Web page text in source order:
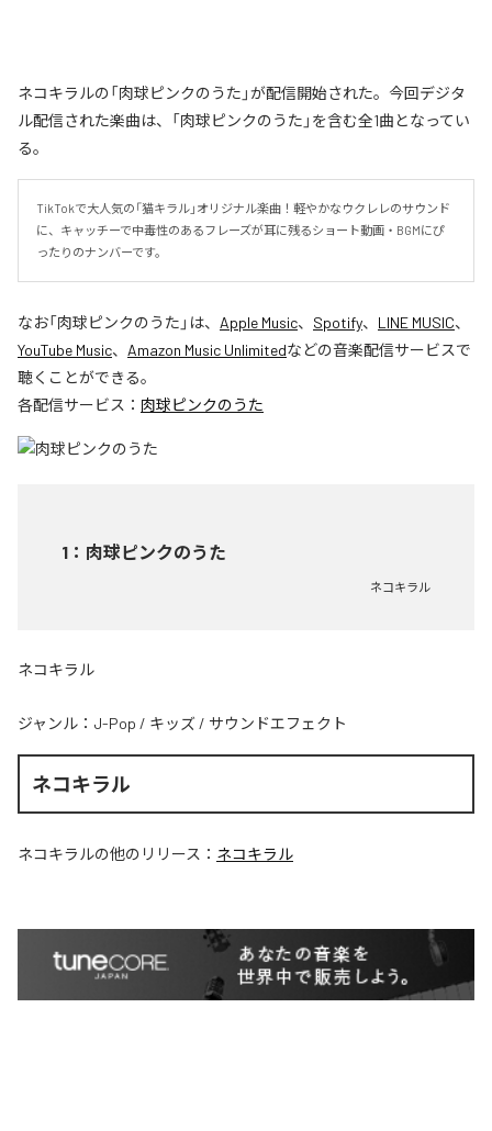
ネコキラルの「肉球ピンクのうた」が配信開始された。今回デジタ
ル配信された楽曲は、「肉球ピンクのうた」を含む全1曲となってい
る。
TikTokで大人気の「猫キラル」オリジナル楽曲！軽やかなウクレレのサウンド
に、キャッチーで中毒性のあるフレーズが耳に残るショート動画・BGMにぴ
ったりのナンバーです。
なお「肉球ピンクのうた 」は、 Apple Music、 Spotify、 LINE MUSIC、
YouTube Music、 Amazon Music Unlimitedなどの音楽配信サービスで
聴くことができる。
各配信サービス： 肉球ピンクのうた
1 ： 肉球ピンクのうた
ネコキラル
ネコキラル
ジャンル： J-Pop / キッズ / サウンドエフェクト
ネコキラル
ネコキラルの他のリリース： ネコキラル